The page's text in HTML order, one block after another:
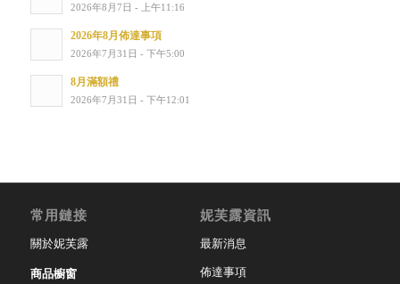
2026年8月7日 - 上午11:16
2026年8月佈達事項
2026年7月31日 - 下午5:00
8月滿額禮
2026年7月31日 - 下午12:01
常用鏈接
關於妮芙露
商品櫥窗
妮芙露資訊
最新消息
佈達事項